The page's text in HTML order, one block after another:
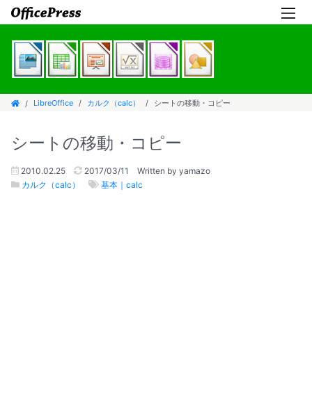
LibreOffice カルク（calc） シートの移動・コピー
シートの移動・コピー
2010.02.25 2017/03/11
Written by yamazo
カルク（calc）
基本｜calc